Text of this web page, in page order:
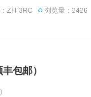
ZH-3RC 浏览量：2426
包邮）